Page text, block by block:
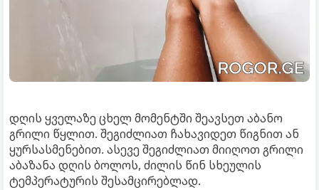
დღის ყველაზე ცხელ მომენტში შეავსეთ აბანო
გრილი წყლით. შეგიძლიათ ჩახავიდეთ წიგნით ან
ყურსასმენებით. ასევე შეგიძლიათ მიიღოთ გრილი
აბაზანა დღის ბოლოს, ძილის წინ სხეულის
ტემპერატურის შესამცირებლად.